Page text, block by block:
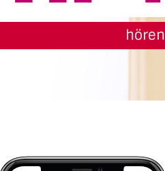
hören